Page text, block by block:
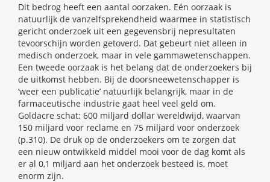
Dit bedrog heeft een aantal oorzaken. Eén oorzaak is
natuurlijk de vanzelfsprekendheid waarmee in statistisch
gericht onderzoek uit een gegevensbrij nepresultaten
tevoorschijn worden getoverd. Dat gebeurt niet alleen in
medisch onderzoek, maar in vele gammawetenschappen.
Een tweede oorzaak is het belang dat de onderzoekers bij
de uitkomst hebben. Bij de doorsneewetenschapper is
‘weer een publicatie’ natuurlijk belangrijk, maar in de
farmaceutische industrie gaat heel veel geld om.
Goldacre schat: 600 miljard dollar wereldwijd, waarvan
150 miljard voor reclame en 75 miljard voor onderzoek
(p.310). De druk op de onderzoekers om te zorgen dat
een nieuw ontwikkeld middel mooi voor de dag komt als
er al 0,1 miljard aan het onderzoek besteed is, moet
enorm zijn.